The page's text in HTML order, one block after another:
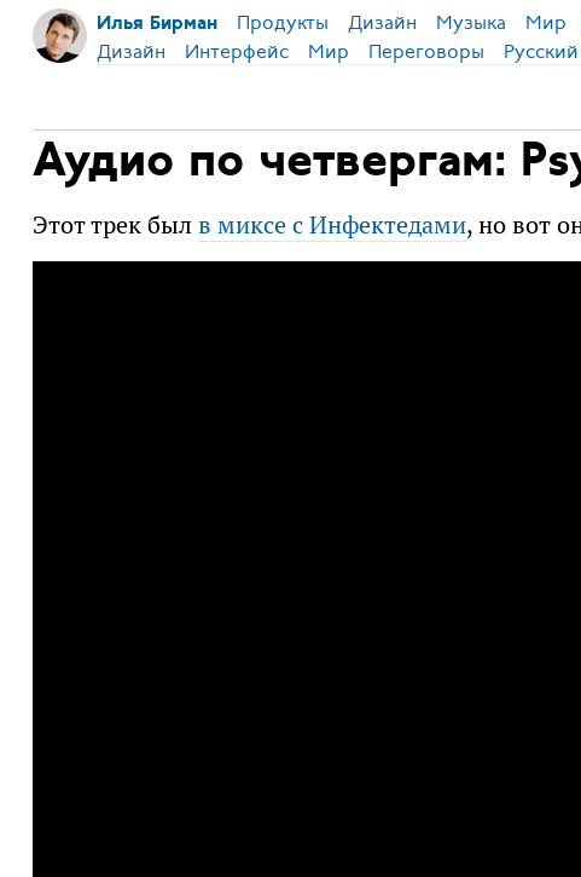
Илья Бирман Продукты Дизайн Музыка Мир
Дизайн Интерфейс Мир Переговоры
Аудио по четвергам:
Этот трек был в миксе с Инфектедами, но вот